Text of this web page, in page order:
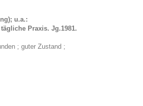
u.a.:
Praxis. Jg.1981.
; guter Zustand ;